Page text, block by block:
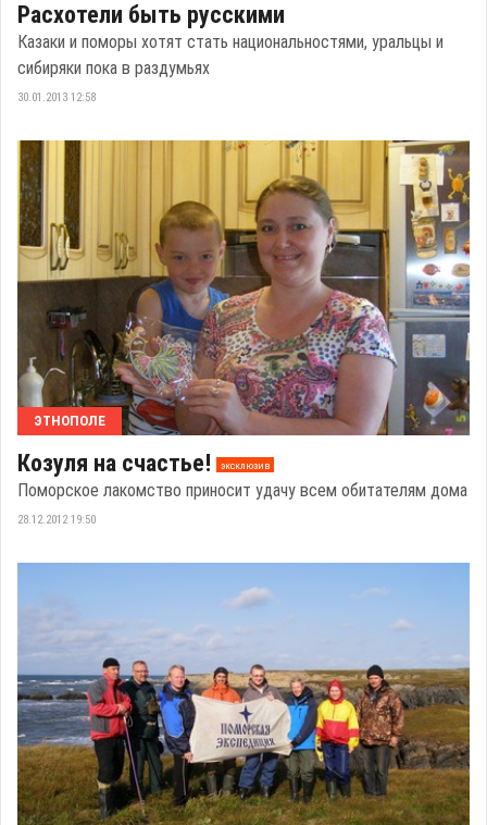
Расхотели быть русскими
Казаки и поморы хотят стать национальностями, уральцы и
сибиряки пока в раздумьях
30.01.2013 12:58
ЭТНОПОЛЕ
Козуля на счастье! эксклюзив
Поморcкое лакомство приносит удачу всем обитателям дома
28.12.2012 19:50